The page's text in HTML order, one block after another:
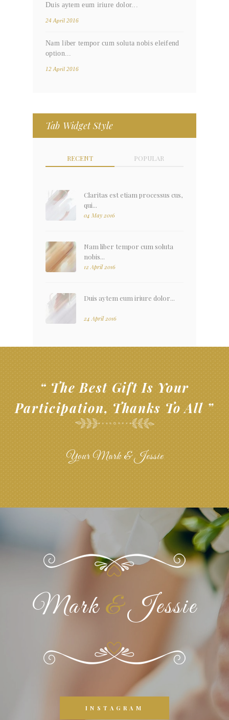
Duis aytem eum iriure dolor...
24 April 2016
Nam liber tempor cum soluta nobis eleifend
option...
12 April 2016
Tab Widget Style
RECENT POPULAR
Claritas est etiam processus cus,
qui...
04 May 2016
Nam liber tempor cum soluta
nobis...
12 April 2016
Duis aytem eum iriure dolor...
24 April 2016
“ The Best Gift Is Your
Participation, Thanks To All ”
Your Mark & Jessie
Mark&Jessie
INSTAGRAM